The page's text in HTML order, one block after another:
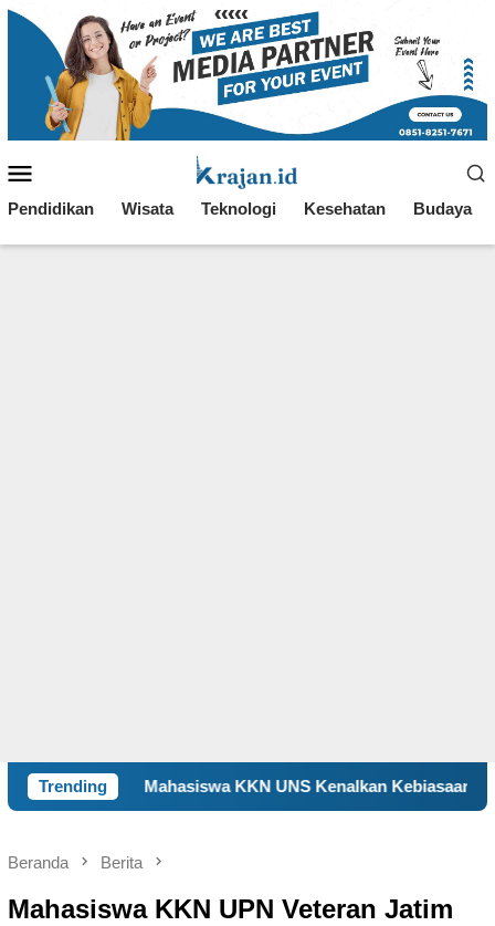
Loncat
Mobile
Pendidikan Wisata Teknologi Kesehatan Budaya
TrendingKKN UNS Kenalkan Kebiasaan Hidup Aktif kepada
Beranda Berita
Mahasiswa KKN UPN Veteran Jatim